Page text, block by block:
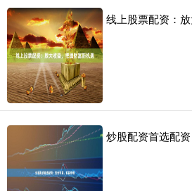
线上股票配资：
炒股配资首选配